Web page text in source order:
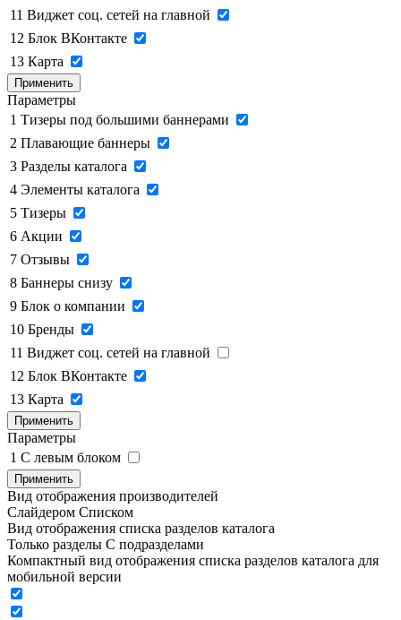
11 Виджет соц. сетей на главной
12 Блок ВКонтакте
13 Карта
Применить
Параметры
1 Тизеры под большими баннерами
2 Плавающие баннеры
3 Разделы каталога
4 Элементы каталога
5 Тизеры
6 Акции
7 Отзывы
8 Баннеры снизу
9 Блок о компании
10 Бренды
11 Виджет соц. сетей на главной
12 Блок ВКонтакте
13 Карта
Применить
Параметры
1 C левым блоком
Применить
Вид отображения производителей
Слайдером Списком
Вид отображения списка разделов каталога
Только разделы С подразделами
Компактный вид отображения списка разделов каталога для
мобильной версии